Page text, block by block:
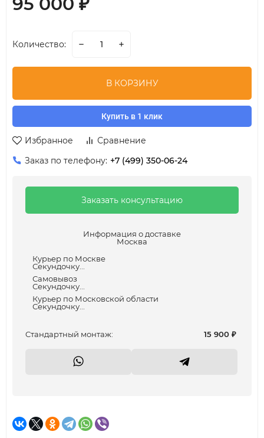
Количество:
В КОРЗИНУ
Купить в 1 клик
Избранное
Сравнение
Заказ по телефону: +7 (499) 350-06-24
Заказать консультацию
Информация о доставке
Москва
Курьер по Москве
Секундочку...
Самовывоз
Секундочку...
Курьер по Московской области
Секундочку...
Cтандартный монтаж: 15 900 ₽